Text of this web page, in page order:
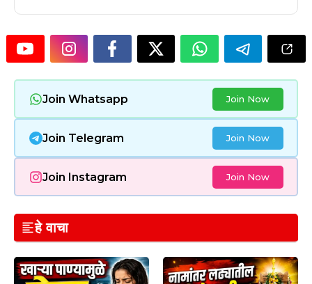
Join Whatsapp Join Now
Join Telegram Join Now
Join Instagram Join Now
हे वाचा